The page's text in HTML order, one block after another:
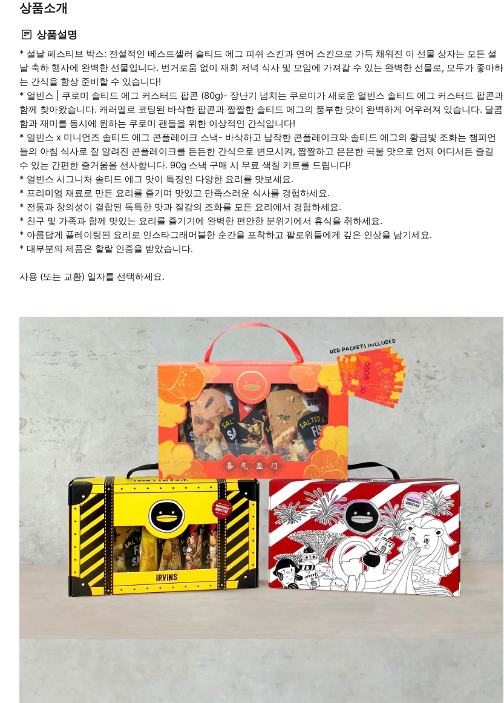
상품소개
상품설명
* 설날 페스티브 박스: 전설적인 베스트셀러 솔티드 에그 피쉬 스킨과 연어 스킨으로 가득 채워진 이 선물 상자는 모든 설
날 축하 행사에 완벽한 선물입니다. 번거로움 없이 재회 저녁 식사 및 모임에 가져갈 수 있는 완벽한 선물로, 모두가 좋아하
는 간식을 항상 준비할 수 있습니다!
* 얼빈스 | 쿠로미 솔티드 에그 커스터드 팝콘 (80g)- 장난기 넘치는 쿠로미가 새로운 얼빈스 솔티드 에그 커스터드 팝콘과
함께 찾아왔습니다. 캐러멜로 코팅된 바삭한 팝콘과 짭짤한 솔티드 에그의 풍부한 맛이 완벽하게 어우러져 있습니다. 달콤
함과 재미를 동시에 원하는 쿠로미 팬들을 위한 이상적인 간식입니다!
* 얼빈스 x 미니언즈 솔티드 에그 콘플레이크 스낵- 바삭하고 납작한 콘플레이크와 솔티드 에그의 황금빛 조화는 챔피언
들의 아침 식사로 잘 알려진 콘플레이크를 든든한 간식으로 변모시켜, 짭짤하고 은은한 곡물 맛으로 언제 어디서든 즐길
수 있는 간편한 즐거움을 선사합니다. 90g 스낵 구매 시 무료 색칠 키트를 드립니다!
* 얼빈스 시그니처 솔티드 에그 맛이 특징인 다양한 요리를 맛보세요.
* 프리미엄 재료로 만든 요리를 즐기며 맛있고 만족스러운 식사를 경험하세요.
* 전통과 창의성이 결합된 독특한 맛과 질감의 조화를 모든 요리에서 경험하세요.
* 친구 및 가족과 함께 맛있는 요리를 즐기기에 완벽한 편안한 분위기에서 휴식을 취하세요.
* 아름답게 플레이팅된 요리로 인스타그래머블한 순간을 포착하고 팔로워들에게 깊은 인상을 남기세요.
* 대부분의 제품은 할랄 인증을 받았습니다.
사용 (또는 교환) 일자를 선택하세요.